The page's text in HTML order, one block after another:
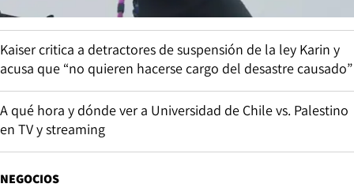
Kaiser critica a detractores de suspensión de la ley Karin y
acusa que “no quieren hacerse cargo del desastre causado”
A qué hora y dónde ver a Universidad de Chile vs. Palestino
en TV y streaming
NEGOCIOS